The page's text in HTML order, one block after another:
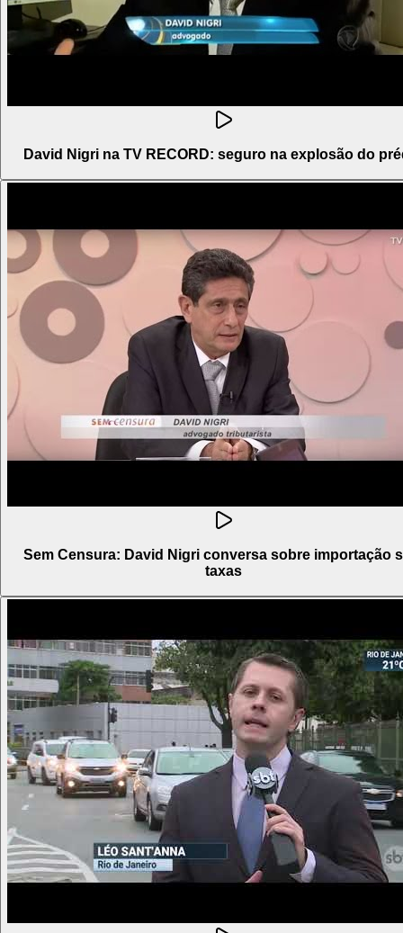
David Nigri na TV RECORD: seguro na explosão do
Sem Censura: David Nigri conversa sobre importação
taxas